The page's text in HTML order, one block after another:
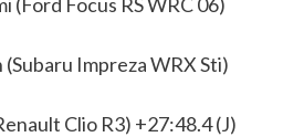
Impreza WRX Sti)
Clio R3) +27:48.4 (J)